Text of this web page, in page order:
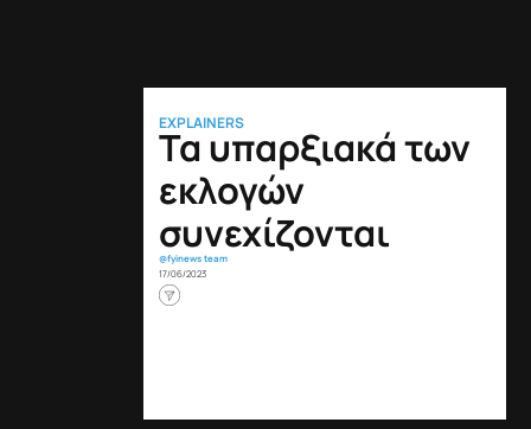
EXPLAINERS
Τα υπαρξιακά των
εκλογών
συνεχίζονται
@fyinews team
17/06/2023